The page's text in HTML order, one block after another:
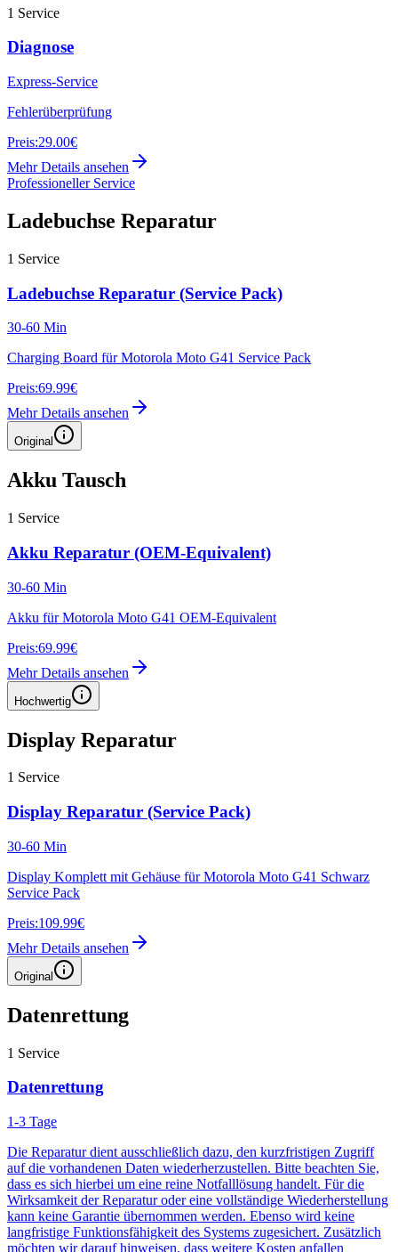
1 Service
Diagnose
Express-Service
Fehlerüberprüfung
Preis:29.00€
Mehr Details ansehen
Professioneller Service
Ladebuchse Reparatur
1 Service
Ladebuchse Reparatur (Service Pack)
30-60 Min
Charging Board für Motorola Moto G41 Service Pack
Preis:69.99€
Mehr Details ansehen
Original
Akku Tausch
1 Service
Akku Reparatur (OEM-Equivalent)
30-60 Min
Akku für Motorola Moto G41 OEM-Equivalent
Preis:69.99€
Mehr Details ansehen
Hochwertig
Display Reparatur
1 Service
Display Reparatur (Service Pack)
30-60 Min
Display Komplett mit Gehäuse für Motorola Moto G41 Schwarz
Service Pack
Preis:109.99€
Mehr Details ansehen
Original
Datenrettung
1 Service
Datenrettung
1-3 Tage
Die Reparatur dient ausschließlich dazu, den kurzfristigen Zugriff
auf die vorhandenen Daten wiederherzustellen. Bitte beachten Sie,
dass es sich hierbei um eine reine Notfalllösung handelt. Für die
Wirksamkeit der Reparatur oder eine vollständige Wiederherstellung
kann keine Garantie übernommen werden. Ebenso wird keine
langfristige Funktionsfähigkeit des Systems zugesichert. Zusätzlich
möchten wir darauf hinweisen, dass weitere Kosten anfallen